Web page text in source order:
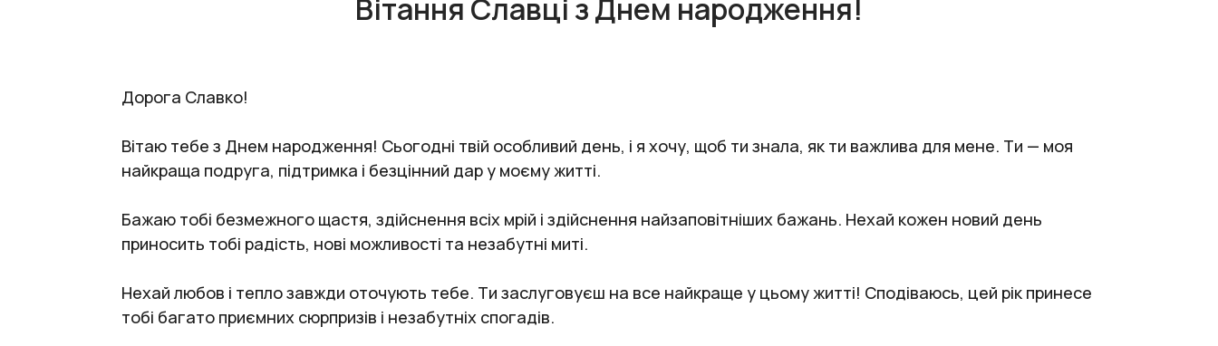
Вітання Славці з Днем народження!
Дорога Славко!
Вітаю тебе з Днем народження! Сьогодні твій особливий день, і я хочу, щоб ти знала, як ти важлива для мене. Ти — моя
найкраща подруга, підтримка і безцінний дар у моєму житті.
Бажаю тобі безмежного щастя, здійснення всіх мрій і здійснення найзаповітніших бажань. Нехай кожен новий день
приносить тобі радість, нові можливості та незабутні миті.
Нехай любов і тепло завжди оточують тебе. Ти заслуговуєш на все найкраще у цьому житті! Сподіваюсь, цей рік принесе
тобі багато приємних сюрпризів і незабутніх спогадів.